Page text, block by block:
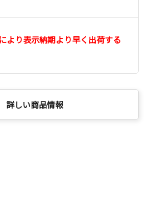
より表示納期より早く出荷する
詳しい商品情報